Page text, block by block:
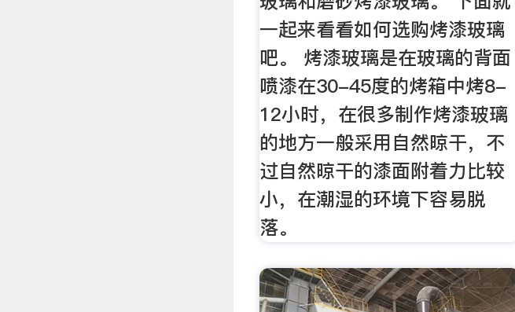
一起来看看如何选购烤漆玻璃
吧。 烤漆玻璃是在玻璃的背面
喷漆在30-45度的烤箱中烤8-
12小时，在很多制作烤漆玻璃
的地方一般采用自然晾干，不
过自然晾干的漆面附着力比较
小，在潮湿的环境下容易脱
落。